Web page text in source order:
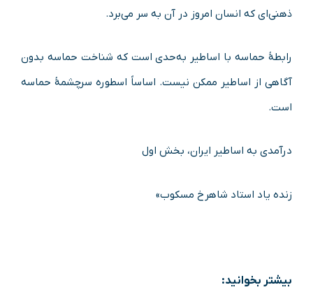
ذهنی‌ای که انسان امروز در آن به سر می‌برد.
رابطهٔ حماسه با اساطیر به‌حدی است که شناخت حماسه بدون
آگاهی از اساطیر ممکن نیست. اساساً اسطوره سرچشمهٔ حماسه
است.
درآمدی به اساطیر ایران، بخش اول
زنده‌ یاد استاد شاهرخ مسکوب»
بیشتر بخوانید: